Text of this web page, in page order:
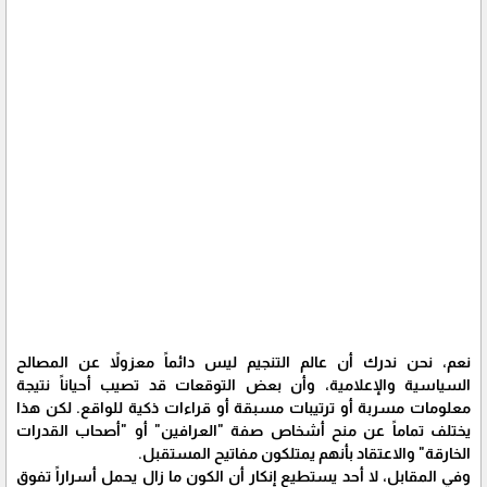
نعم، نحن ندرك أن عالم التنجيم ليس دائماً معزولاً عن المصالح
السياسية والإعلامية، وأن بعض التوقعات قد تصيب أحياناً نتيجة
معلومات مسربة أو ترتيبات مسبقة أو قراءات ذكية للواقع. لكن هذا
يختلف تماماً عن منح أشخاص صفة "العرافين" أو "أصحاب القدرات
الخارقة" والاعتقاد بأنهم يمتلكون مفاتيح المستقبل.
وفي المقابل، لا أحد يستطيع إنكار أن الكون ما زال يحمل أسراراً تفوق